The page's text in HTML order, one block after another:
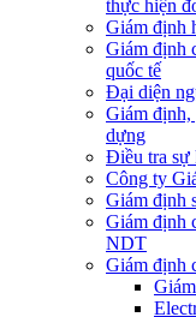
thực hiện
Giám định
Giám định
quốc tế
Đại diện
Giám định,
dựng
Điều tra sự
Công ty
Giám định
Giám định
NDT
Giám định